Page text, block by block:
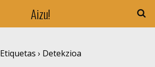
Aizu!
Etiquetas › Detekzioa